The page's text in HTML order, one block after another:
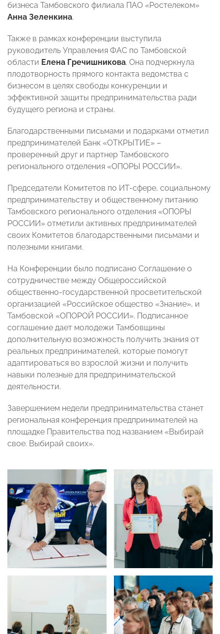
бизнеса Тамбовского филиала ПАО «Ростелеком»
Анна Зеленкина.
Также в рамках конференции выступила
руководитель Управления ФАС по Тамбовской
области Елена Гречишникова. Она подчеркнула
плодотворность прямого контакта ведомства с
бизнесом в целях свободы конкуренции и
эффективной защиты предпринимательства ради
будущего региона и страны.
Благодарственными письмами и подарками отметил
предпринимателей Банк «ОТКРЫТИЕ» –
проверенный друг и партнер Тамбовского
регионального отделения «ОПОРЫ РОССИИ».
Председатели Комитетов по ИТ-сфере, социальному
предпринимательству и общественному питанию
Тамбовского регионального отделения «ОПОРЫ
РОССИИ» отметили активных предпринимателей
своих Комитетов благодарственными письмами и
полезными книгами.
На Конференции было подписано Соглашение о
сотрудничестве между Общероссийской
общественно-государственной просветительской
организацией «Российское общество «Знание», и
Тамбовской «ОПОРОЙ РОССИИ». Подписанное
соглашение дает молодежи Тамбовщины
дополнительную возможность получить знания от
реальных предпринимателей, которые помогут
адаптироваться во взрослой жизни и получить
навыки полезные для предпринимательской
деятельности.
Завершением недели предпринимательства станет
региональная конференция предпринимателей на
площадке Правительства под названием «Выбирай
свое. Выбирай своих».